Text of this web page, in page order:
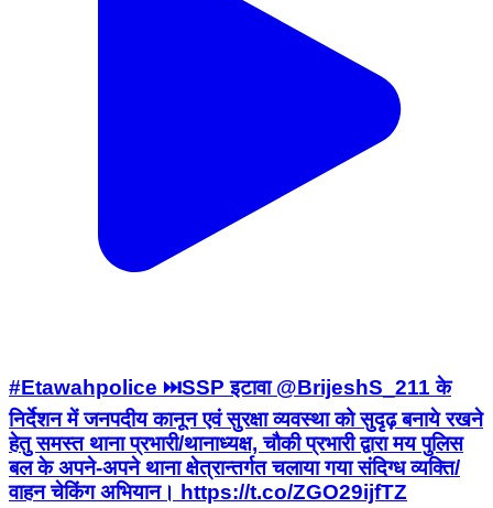
#Etawahpolice ⏭️SSP इटावा @BrijeshS_211 के
निर्देशन में जनपदीय कानून एवं सुरक्षा व्यवस्था को सुदृढ़ बनाये रखने
हेतु समस्त थाना प्रभारी/थानाध्यक्ष, चौकी प्रभारी द्वारा मय पुलिस
बल के अपने-अपने थाना क्षेत्रान्तर्गत चलाया गया संदिग्ध व्यक्ति/
वाहन चेकिंग अभियान। https://t.co/ZGO29ijfTZ